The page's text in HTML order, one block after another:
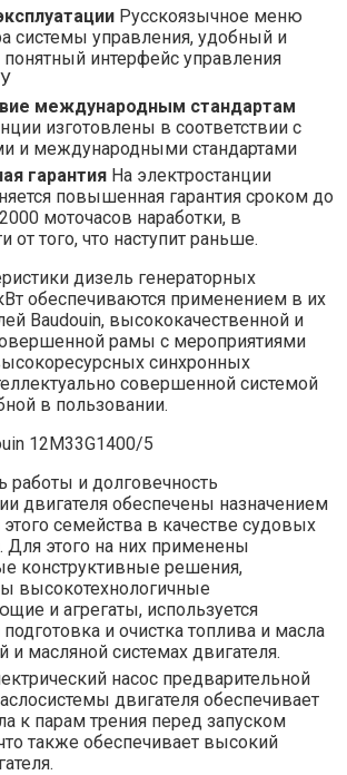
Русскоязычное меню
системы управления, удобный и
понятный интерфейс управления
международным стандартам
изготовлены в соответствии с
и международными стандартами
гарантия На электростанции
повышенная гарантия сроком до
моточасов наработки, в
от того, что наступит раньше.
дизель генераторных
обеспечиваются применением в их
Baudouin, высококачественной и
рамы с мероприятиями
синхронных
совершенной системой
в пользовании.
12M33G1400/5
работы и долговечность
двигателя обеспечены назначением
этого семейства в качестве судовых
Для этого на них применены
конструктивные решения,
высокотехнологичные
и агрегаты, используется
и очистка топлива и масла
и масляной системах двигателя.
насос предварительной
двигателя обеспечивает
к парам трения перед запуском
также обеспечивает высокий